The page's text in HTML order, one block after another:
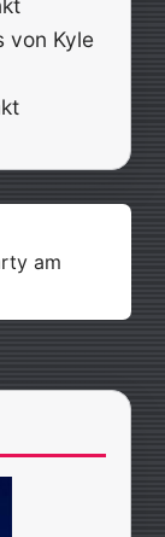
von Kyle
am